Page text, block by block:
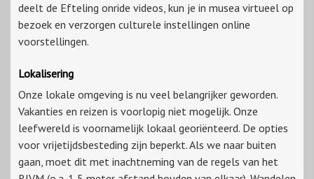
deelt de Efteling onride videos, kun je in musea virtueel op
bezoek en verzorgen culturele instellingen online
voorstellingen.
Lokalisering
Onze lokale omgeving is nu veel belangrijker geworden.
Vakanties en reizen is voorlopig niet mogelijk. Onze
leefwereld is voornamelijk lokaal georiënteerd. De opties
voor vrijetijdsbesteding zijn beperkt. Als we naar buiten
gaan, moet dit met inachtneming van de regels van het